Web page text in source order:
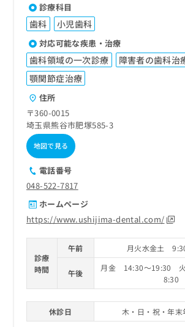
診療科目
歯科 小児歯科
対応可能な疾患・治療
歯科領域の一次診療
障害者の歯科治
顎関節症治療
住所
〒360-0015
埼玉県熊谷市肥塚585-3
地図で見る
電話番号
048-522-7817
ホームページ
https://www.ushijima-dental.com/
診療
時間
午前 月火水金土
午後
月金 14:30～19:30
8:30
休診日 木・日・祝・年